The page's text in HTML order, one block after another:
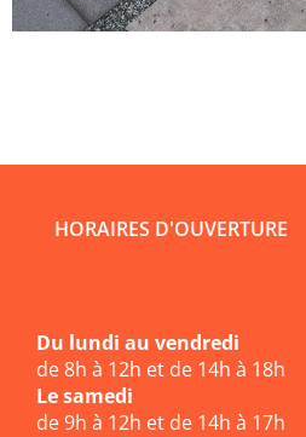
HORAIRES D'OUVERTURE
Du lundi au vendredi
de 8h à 12h et de 14h à 18h
Le samedi
de 9h à 12h et de 14h à 17h